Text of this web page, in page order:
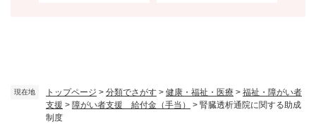
現在地 トップページ > 分類でさがす > 健康・福祉・医療 > 福祉・障がい者
支援 > 障がい者支援 給付金（手当） > 腎臓透析通院に関する助成
制度